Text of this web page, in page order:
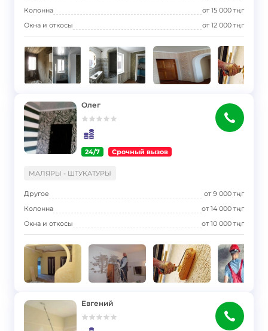
Колонна
от15 000 тңг
Окна и откосы
от12 000 тңг
Олег
24/7 Срочный вызов
МАЛЯРЫ - ШТУКАТУРЫ
Другое от9 000 тңг
Колонна
от14 000 тңг
Окна и откосы
от10 000 тңг
Евгений